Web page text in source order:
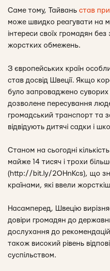
Саме тому, Тайвань став
може швидко реагувати на
інтереси своїх громадян
жорстких обмежень.
З європейських країн
став досвід Швеції. Якщо
було запроваджено
дозволене пересування
громадський транспорт та
відвідують дитячі садки і
Станом на сьогодні
майже 14 тисяч і трохи
(http://bit.ly/2OHnKcs), що
країнами, які ввели
Насамперед, Швецію
довіри громадян до
дослухання до
також високий рівень
суспільством.